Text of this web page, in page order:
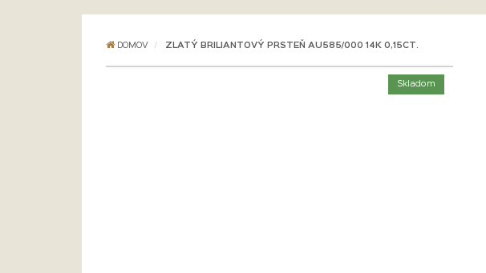
DOMOV ZLATÝ BRILIANTOVÝ PRSTEŇ AU585/000 14K 0,15CT.
Skladom